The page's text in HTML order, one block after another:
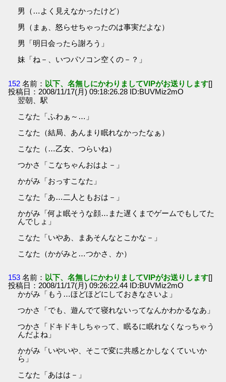
男（…よく見えなかったけど）
男（まぁ、怒らせちゃったのは事実だよな）
男「明日会ったら謝ろう」
妹「ね－、いつパソコン空くの－？」
152 名前： 以下、名無しにかわりましてVIPがお送りします[]
投稿日：2008/11/17(月) 09:18:26.28 ID:BUVMiz2mO
翌朝、駅
こなた「ふわぁ～…」
こなた（結局、あんまり眠れなかったなぁ）
こなた（…乙女、つらいね）
つかさ「こなちゃんおはよ－」
かがみ「おっすこなた」
こなた「あ…二人ともおは－」
かがみ「何よ眠そうな顔…また遅くまでゲームでもしてた
んでしょ」
こなた「いやあ、まあそんなとこかな－」
こなた（かがみと…つかさ、か）
153 名前： 以下、名無しにかわりましてVIPがお送りします[]
投稿日：2008/11/17(月) 09:26:22.44 ID:BUVMiz2mO
かがみ「もう…ほどほどにしておきなさいよ」
つかさ「でも、遊んでて寝れないってなんかわかるなあ」
つかさ「ドキドキしちゃって、眠るに眠れなくなっちゃう
んだよね」
かがみ「いやいや、そこで変に共感とかしなくていいか
ら」
こなた「あはは－」